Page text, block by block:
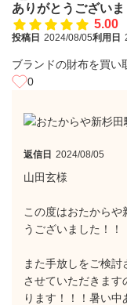
ありがとうございま
5.00
投稿日 2024/08/05利用日
ブランドの財布を買い
0
返信日 2024/08/05
山田玄様
この度はおたからや
うございました！！
また手放しをご検
させていただきます
ります！！！暑い中